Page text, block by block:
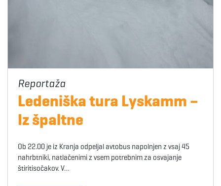
Ledeniška tura Lyskamm –
Iz špaltne
Ob 22.00 je iz Kranja odpeljal avtobus napolnjen z vsaj 45
nahrbtniki, natlačenimi z vsem potrebnim za osvajanje
štiritisočakov. V…